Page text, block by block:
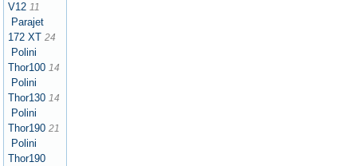
V12 11
Parajet
172 XT 24
Polini
Thor100 14
Polini
Thor130 14
Polini
Thor190 21
Polini
Thor190